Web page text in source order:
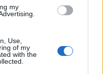
basados en intereses
utilizada por nosotros o
a terceros antes de su
divulgación adicional de
de terceros en la Lista de
my
Use,
of my
with the